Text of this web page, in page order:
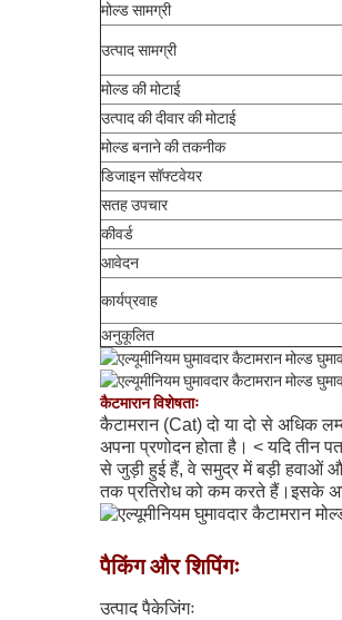
मोल्ड सामग्री
उत्पाद सामग्री
मोल्ड की मोटाई
उत्पाद की दीवार की मोटाई
मोल्ड बनाने की तकनीक
डिजाइन सॉफ्टवेयर
सतह उपचार
कीवर्ड
आवेदन
कार्यप्रवाह
अनुकूलित
कैटमारान विशेषताः
कैटामरान (Cat) दो या दो से अधिक
अपना प्रणोदन होता है। < यदि तीन
से जुड़ी हुई हैं, वे समुद्र में बड़ी हवाओं
तक प्रतिरोध को कम करते हैं।इसके
पैकिंग और शिपिंगः
उत्पाद पैकेजिंगः